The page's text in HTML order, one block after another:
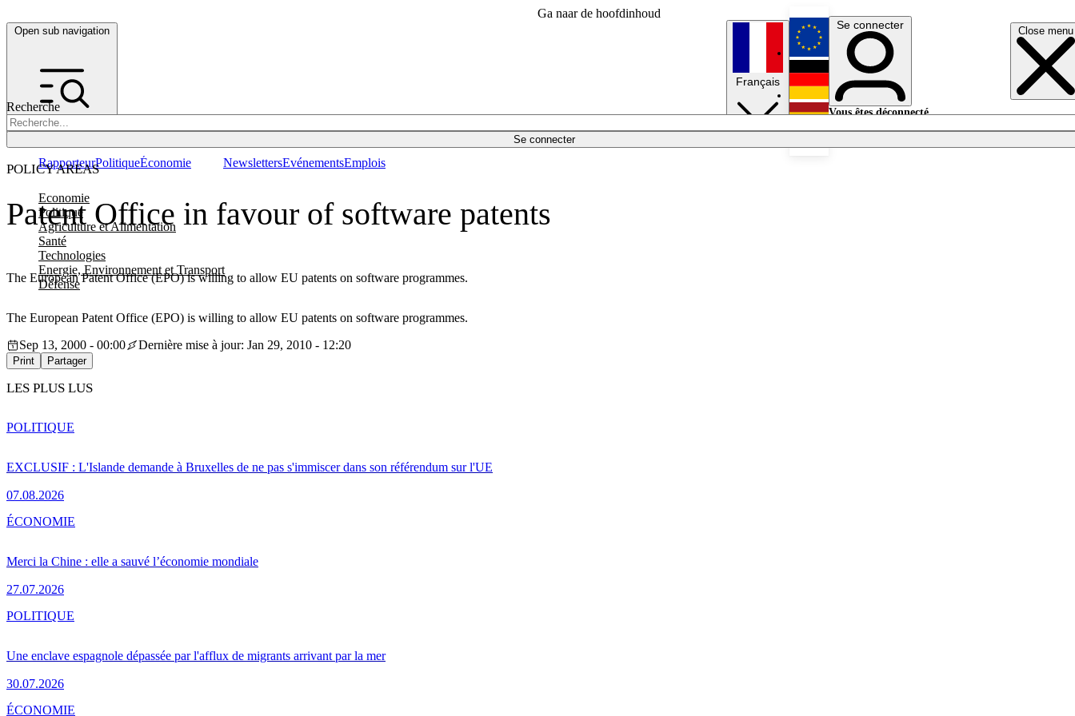
Ga naar de hoofdinhoud
Open sub navigation Close menu
Recherche
Se connecter
POLICY AREAS
Economie
Politique
Agriculture et Alimentation
Santé
Technologies
Energie, Environnement et Transport
Défense
RapporteurPolitiqueÉconomie NewslettersEvénementsEmplois
Français
English
Deutsch
Se connecter
Vous êtes déconnecté.
Patent Office in favour of software patents
The European Patent Office (EPO) is willing to allow EU patents on software programmes.
The European Patent Office (EPO) is willing to allow EU patents on software programmes.
Sep 13, 2000 - 00:00
Dernière mise à jour: Jan 29, 2010 - 12:20
Print Partager
LES PLUS LUS
EXCLUSIF : L'Islande demande à Bruxelles de ne pas s'immiscer dans son référendum sur l'UE
07.08.2026
POLITIQUE
Merci la Chine : elle a sauvé l’économie mondiale
27.07.2026
ÉCONOMIE
Une enclave espagnole dépassée par l'afflux de migrants arrivant par la mer
30.07.2026
POLITIQUE
ÉCONOMIE